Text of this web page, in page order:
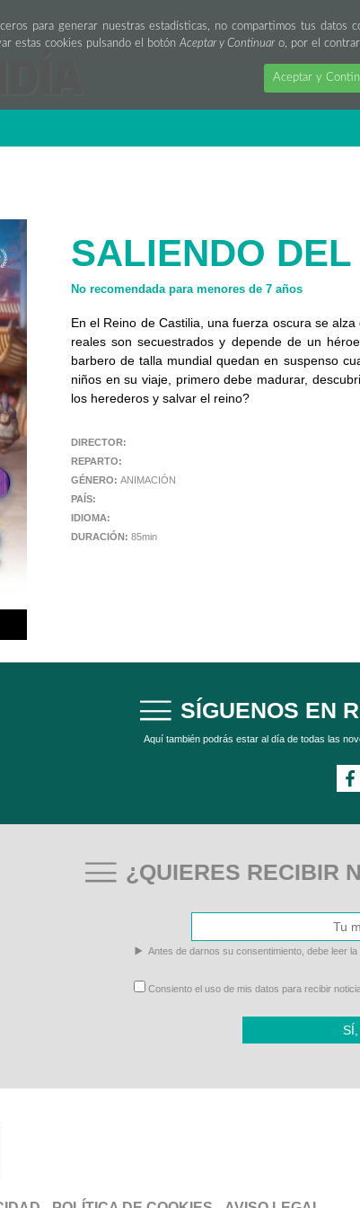
para generar nuestras estadísticas, no compartimos tus
estas cookies pulsando el botónAceptar y Continuaro, por el
Aceptar y
SALIENDO DEL
No recomendada para menores de 7 años
En el Reino de Castilia, una fuerza oscura se
reales son secuestrados y depende de un
barbero de talla mundial quedan en suspenso
niños en su viaje, primero debe madurar,
los herederos y salvar el reino?
DIRECTOR:
REPARTO:
GÉNERO: ANIMACIÓN
PAÍS:
IDIOMA:
DURACIÓN: 85min
SÍGUENOS EN
Aquí también podrás estar al día de todas las
¿QUIERES RECIBIR
Antes de darnos su consentimiento, debe leer
Consiento el uso de mis datos para recibir